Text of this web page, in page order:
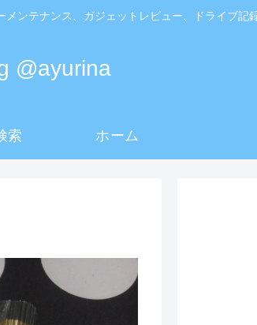
ンテナンス、ガジェットレビュー、ドライブ記録
@ayurina
索 ホーム